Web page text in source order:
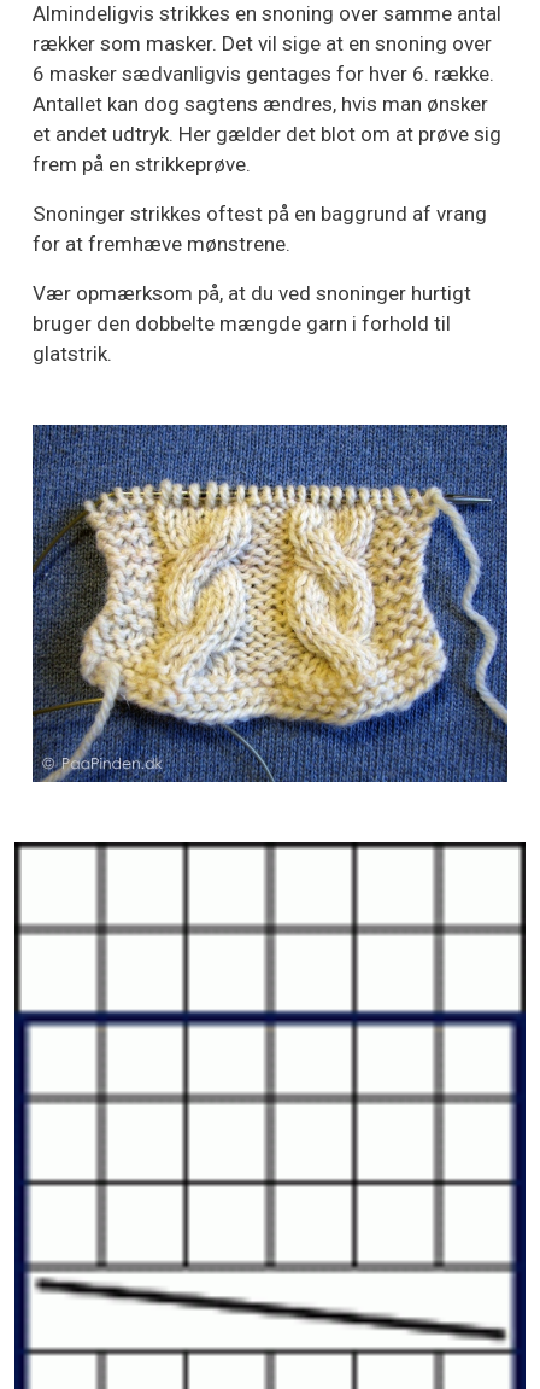
Almindeligvis strikkes en snoning over samme antal
rækker som masker. Det vil sige at en snoning over
6 masker sædvanligvis gentages for hver 6. række.
Antallet kan dog sagtens ændres, hvis man ønsker
et andet udtryk. Her gælder det blot om at prøve sig
frem på en strikkeprøve.
Snoninger strikkes oftest på en baggrund af vrang
for at fremhæve mønstrene.
Vær opmærksom på, at du ved snoninger hurtigt
bruger den dobbelte mængde garn i forhold til
glatstrik.